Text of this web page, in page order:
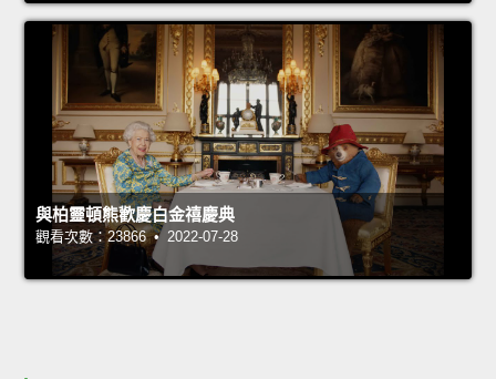
與柏靈頓熊歡慶白金禧慶典
觀看次數：23866 • 2022-07-28